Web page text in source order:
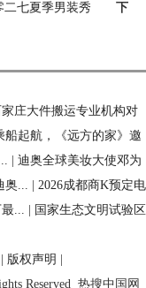
七夏季男装秀
下
家庄大件搬运专业机构对
船起航，《远方的家》邀
迪奥全球美妆大使邓为
奥...
2026成都商K预定电
...
国家生态文明试验区
版权声明
Reserved 热搜中国网